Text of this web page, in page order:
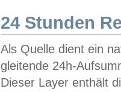
24 Stunden
Als Quelle dient ein
gleitende 24h-
Dieser Layer enthält